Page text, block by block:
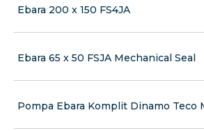
Ebara 200 x 150 FS4JA
Ebara 65 x 50 FSJA Mechanical Seal
Pompa Ebara Komplit Dinamo Teco